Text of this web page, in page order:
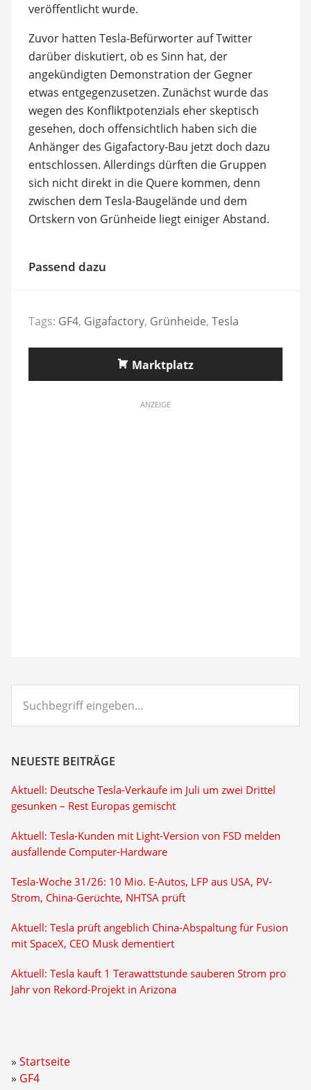
veröffentlicht wurde.
Zuvor hatten Tesla-Befürworter auf Twitter
darüber diskutiert, ob es Sinn hat, der
angekündigten Demonstration der Gegner
etwas entgegenzusetzen. Zunächst wurde das
wegen des Konfliktpotenzials eher skeptisch
gesehen, doch offensichtlich haben sich die
Anhänger des Gigafactory-Bau jetzt doch dazu
entschlossen. Allerdings dürften die Gruppen
sich nicht direkt in die Quere kommen, denn
zwischen dem Tesla-Baugelände und dem
Ortskern von Grünheide liegt einiger Abstand.
Passend dazu
Tags: GF4, Gigafactory, Grünheide, Tesla
Marktplatz
ANZEIGE
eingeben...
NEUESTE BEITRÄGE
Aktuell: Deutsche Tesla-Verkäufe im Juli um zwei Drittel
gesunken – Rest Europas gemischt
Aktuell: Tesla-Kunden mit Light-Version von FSD melden
ausfallende Computer-Hardware
Tesla-Woche 31/26: 10 Mio. E-Autos, LFP aus USA, PV-
Strom, China-Gerüchte, NHTSA prüft
Aktuell: Tesla prüft angeblich China-Abspaltung für Fusion
mit SpaceX, CEO Musk dementiert
Aktuell: Tesla kauft 1 Terawattstunde sauberen Strom pro
Jahr von Rekord-Projekt in Arizona
Startseite
GF4